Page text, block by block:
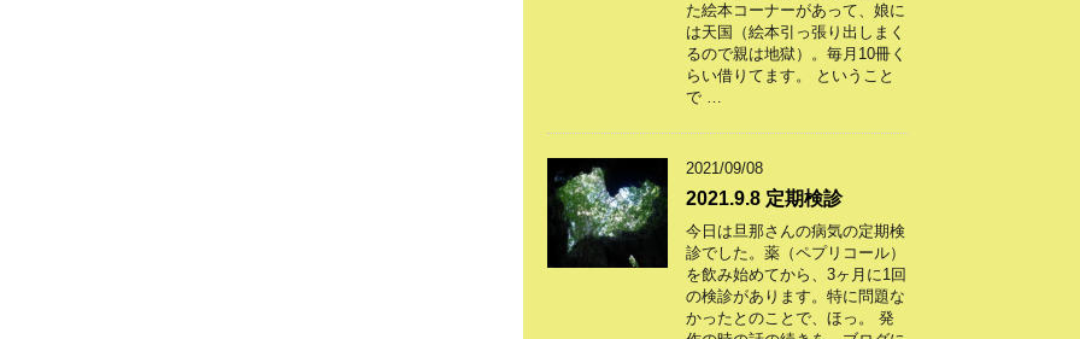
た絵本コーナーがあって、娘に
は天国（絵本引っ張り出しまく
るので親は地獄）。毎月10冊く
らい借りてます。 ということ
で …
2021/09/08
2021.9.8 定期検診
今日は旦那さんの病気の定期検
診でした。薬（ペプリコール）
を飲み始めてから、3ヶ月に1回
の検診があります。特に問題な
かったとのことで、ほっ。 発